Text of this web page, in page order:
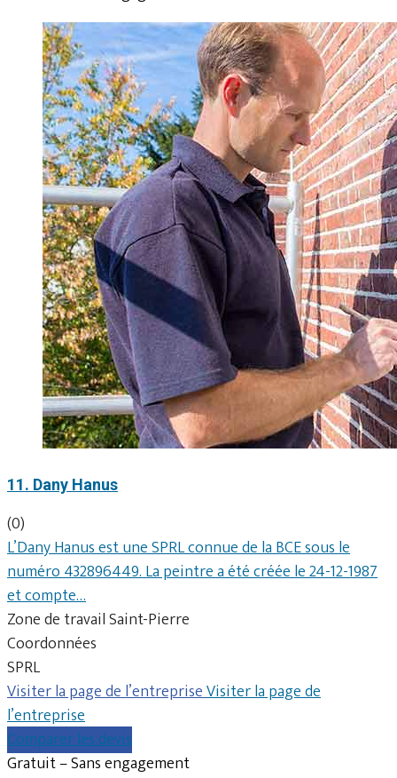
11. Dany Hanus
(0)
L’Dany Hanus est une SPRL connue de la BCE sous le
numéro 432896449. La peintre a été créée le 24-12-1987
et compte…
Zone de travail Saint-Pierre
Coordonnées
SPRL
Visiter la page de l’entrepriseVisiter la page de
l’entreprise
Comparer les devis
Gratuit – Sans engagement